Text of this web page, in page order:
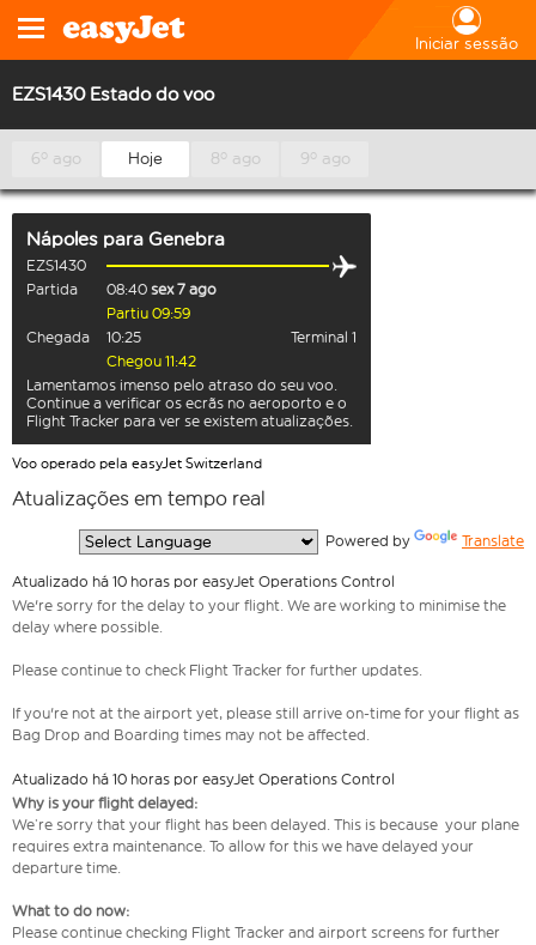
Iniciar sessão
EZS1430 Estado do voo
6º ago Hoje 8º ago 9º ago
Nápoles para Genebra
EZS1430
Partida
08:40 sex 7 ago
Partiu 09:59
Chegada
10:25
Terminal 1
Chegou 11:42
Lamentamos imenso pelo atraso do seu voo.
Continue a verificar os ecrãs no aeroporto e o
Flight Tracker para ver se existem atualizações.
Voo operado pela easyJet Switzerland
Atualizações em tempo real
Powered by Translate
Atualizado há 10 horas por easyJet Operations Control
We're sorry for the delay to your flight. We are working to minimise the
delay where possible.
Please continue to check Flight Tracker for further updates.
If you're not at the airport yet, please still arrive on-time for your flight as
Bag Drop and Boarding times may not be affected.
Atualizado há 10 horas por easyJet Operations Control
Why is your flight delayed:
We’re sorry that your flight has been delayed. This is because your plane
requires extra maintenance. To allow for this we have delayed your
departure time.
What to do now:
Please continue checking Flight Tracker and airport screens for further